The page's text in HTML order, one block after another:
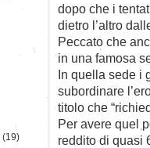
dopo che i
dietro l’altro
Peccato che
in una famosa
In quella sede i
subordinare
titolo che
Per avere quel
reddito di quasi
(19)